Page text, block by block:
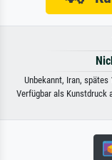
Unbekannt, Iran, spätes
Verfügbar als Kunstdruck